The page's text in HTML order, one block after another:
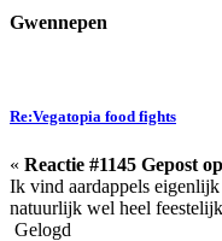
Gwennepen
Re:Vegatopia food fights
« Reactie #1145 Gepost
Ik vind aardappels
natuurlijk wel heel
Gelogd